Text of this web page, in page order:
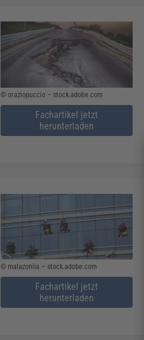
© oraziopuccio – stock.adobe.com
Fachartikel jetzt
herunterladen
© malazoniia – stock.adobe.com
Fachartikel jetzt
herunterladen